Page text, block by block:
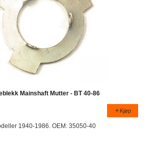
Mainshaft Mutter - BT 40-86
Kjøp
1940-1986. OEM: 35050-40